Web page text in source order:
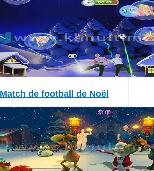
Match de football de Noël